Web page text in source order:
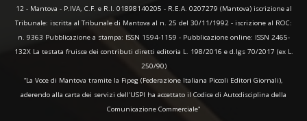
12 - Mantova - P.IVA, C.F. e R.I. 01898140205 - R.E.A. 0207279 (Mantova) iscrizione al
Tribunale: iscritta al Tribunale di Mantova al n. 25 del 30/11/1992 - iscrizione al ROC:
n. 9363 Pubblicazione a stampa: ISSN 1594-1159 - Pubblicazione online: ISSN 2465-
132X La testata fruisce dei contributi diretti editoria L. 198/2016 e d.lgs 70/2017 (ex L.
250/90)
“La Voce di Mantova tramite la Fipeg (Federazione Italiana Piccoli Editori Giornali),
aderendo alla carta dei servizi dell'USPI ha accettato il Codice di Autodisciplina della
Comunicazione Commerciale"